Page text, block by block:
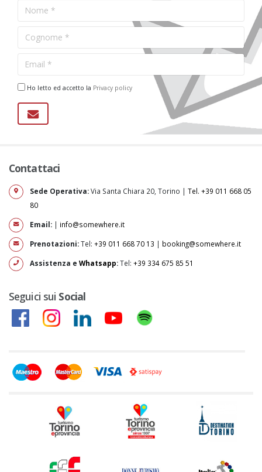
Ho letto ed accetto la Privacy policy
Contattaci
Sede Operativa:Via Santa Chiara 20, Torino | Tel. +39 011 668 05
80
Email: | info@somewhere.it
Prenotazioni:Tel: +39 011 668 70 13 | booking@somewhere.it
Assistenza e Whatsapp:Tel: +39 334 675 85 51
Seguici sui Social